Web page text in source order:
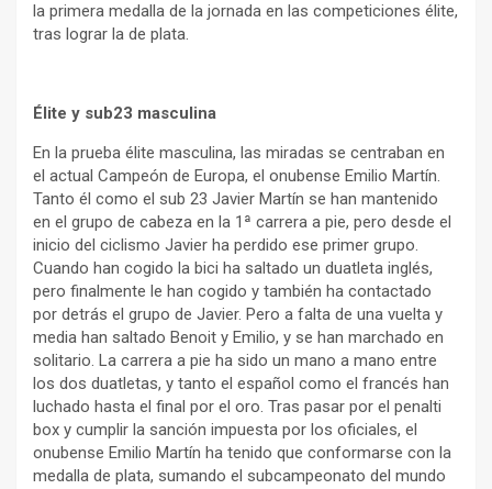
la primera medalla de la jornada en las competiciones élite,
tras lograr la de plata.
Élite y sub23 masculina
En la prueba élite masculina, las miradas se centraban en
el actual Campeón de Europa, el onubense Emilio Martín.
Tanto él como el sub 23 Javier Martín se han mantenido
en el grupo de cabeza en la 1ª carrera a pie, pero desde el
inicio del ciclismo Javier ha perdido ese primer grupo.
Cuando han cogido la bici ha saltado un duatleta inglés,
pero finalmente le han cogido y también ha contactado
por detrás el grupo de Javier. Pero a falta de una vuelta y
media han saltado Benoit y Emilio, y se han marchado en
solitario. La carrera a pie ha sido un mano a mano entre
los dos duatletas, y tanto el español como el francés han
luchado hasta el final por el oro. Tras pasar por el penalti
box y cumplir la sanción impuesta por los oficiales, el
onubense Emilio Martín ha tenido que conformarse con la
medalla de plata, sumando el subcampeonato del mundo